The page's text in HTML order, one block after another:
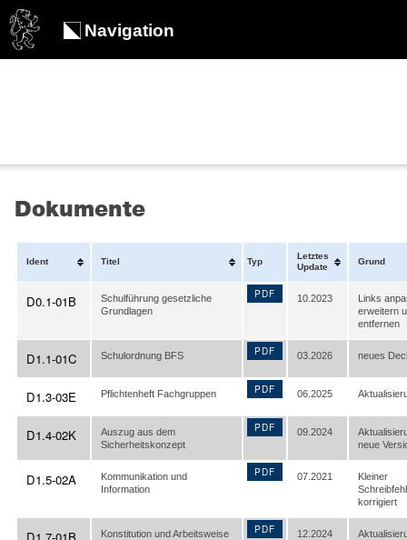
Navigation
Dokumente
Ident Titel Typ
Letztes
Update
Grund
D0.1-01B
Schulführung gesetzliche
Grundlagen
PDF 10.2023
Links
erweitern
entfernen
D1.1-01C Schulordnung BFS PDF 03.2026 neues
D1.3-03E Pflichtenheft Fachgruppen PDF 06.2025
D1.4-02K
Auszug aus dem
Sicherheitskonzept
PDF 09.2024
neue
D1.5-02A
Kommunikation und
Information
PDF 07.2021
Kleiner
korrigiert
Konstitution und Arbeitsweise
PDF 12.2024